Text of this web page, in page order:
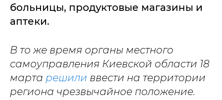
больницы, продуктовые магазины и
аптеки.
В то же время органы местного
самоуправления Киевской области 18
марта решили ввести на территории
региона чрезвычайное положение.